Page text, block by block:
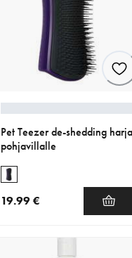
Pet Teezer de-shedding harja
pohjavillalle
19.99 €